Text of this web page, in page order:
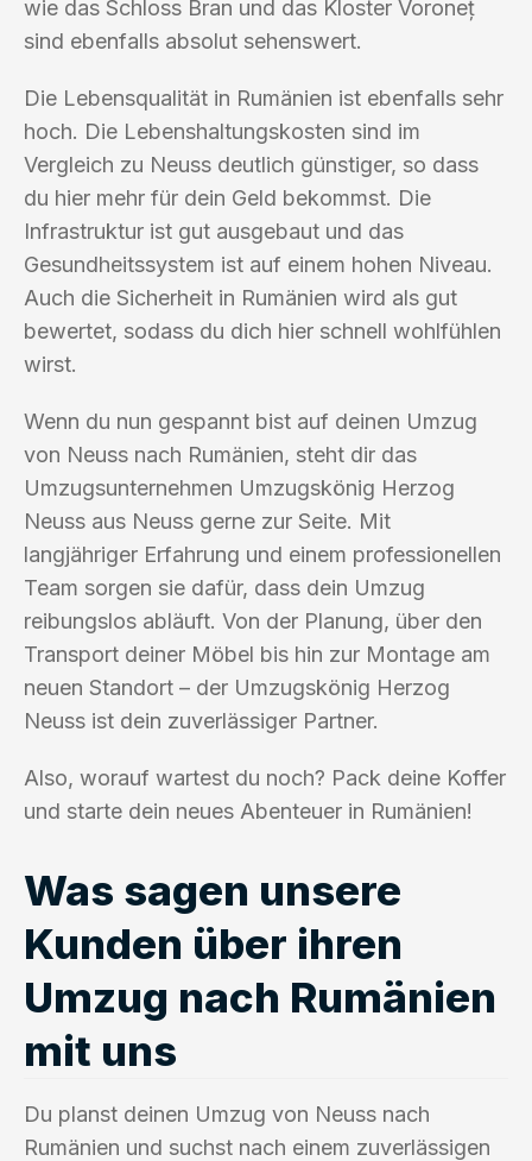
wie das Schloss Bran und das Kloster Voroneț
sind ebenfalls absolut sehenswert.
Die Lebensqualität in Rumänien ist ebenfalls sehr
hoch. Die Lebenshaltungskosten sind im
Vergleich zu Neuss deutlich günstiger, so dass
du hier mehr für dein Geld bekommst. Die
Infrastruktur ist gut ausgebaut und das
Gesundheitssystem ist auf einem hohen Niveau.
Auch die Sicherheit in Rumänien wird als gut
bewertet, sodass du dich hier schnell wohlfühlen
wirst.
Wenn du nun gespannt bist auf deinen Umzug
von Neuss nach Rumänien, steht dir das
Umzugsunternehmen Umzugskönig Herzog
Neuss aus Neuss gerne zur Seite. Mit
langjähriger Erfahrung und einem professionellen
Team sorgen sie dafür, dass dein Umzug
reibungslos abläuft. Von der Planung, über den
Transport deiner Möbel bis hin zur Montage am
neuen Standort – der Umzugskönig Herzog
Neuss ist dein zuverlässiger Partner.
Also, worauf wartest du noch? Pack deine Koffer
und starte dein neues Abenteuer in Rumänien!
Was sagen unsere
Kunden über ihren
Umzug nach Rumänien
mit uns
Du planst deinen Umzug von Neuss nach
Rumänien und suchst nach einem zuverlässigen